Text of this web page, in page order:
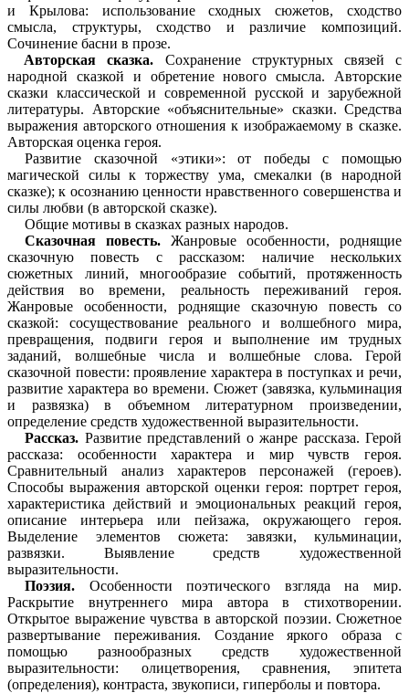
и Крылова: использование сходных сюжетов, сходство
смысла, структуры, сходство и различие композиций.
Сочинение басни в прозе.
Авторская сказка. Сохранение структурных связей с
народной сказкой и обретение нового смысла. Авторские
сказки классической и современной русской и зарубежной
литературы. Авторские «объяснительные» сказки. Средства
выражения авторского отношения к изображаемому в сказке.
Авторская оценка героя.
Развитие сказочной «этики»: от победы с помощью
магической силы к торжеству ума, смекалки (в народной
сказке); к осознанию ценности нравственного совершенства и
силы любви (в авторской сказке).
Общие мотивы в сказках разных народов.
Сказочная повесть. Жанровые особенности, роднящие
сказочную повесть с рассказом: наличие нескольких
сюжетных линий, многообразие событий, протяженность
действия во времени, реальность переживаний героя.
Жанровые особенности, роднящие сказочную повесть со
сказкой: сосуществование реального и волшебного мира,
превращения, подвиги героя и выполнение им трудных
заданий, волшебные числа и волшебные слова. Герой
сказочной повести: проявление характера в поступках и речи,
развитие характера во времени. Сюжет (завязка, кульминация
и развязка) в объемном литературном произведении,
определение средств художественной выразительности.
Рассказ. Развитие представлений о жанре рассказа. Герой
рассказа: особенности характера и мир чувств героя.
Сравнительный анализ характеров персонажей (героев).
Способы выражения авторской оценки героя: портрет героя,
характеристика действий и эмоциональных реакций героя,
описание интерьера или пейзажа, окружающего героя.
Выделение элементов сюжета: завязки, кульминации,
развязки. Выявление средств художественной
выразительности.
Поэзия. Особенности поэтического взгляда на мир.
Раскрытие внутреннего мира автора в стихотворении.
Открытое выражение чувства в авторской поэзии. Сюжетное
развертывание переживания. Создание яркого образа с
помощью разнообразных средств художественной
выразительности: олицетворения, сравнения, эпитета
(определения), контраста, звукописи, гиперболы и повтора.